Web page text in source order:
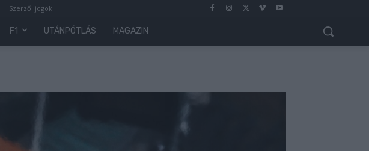
Szerzői jogok
F1 UTÁNPÓTLÁS MAGAZIN